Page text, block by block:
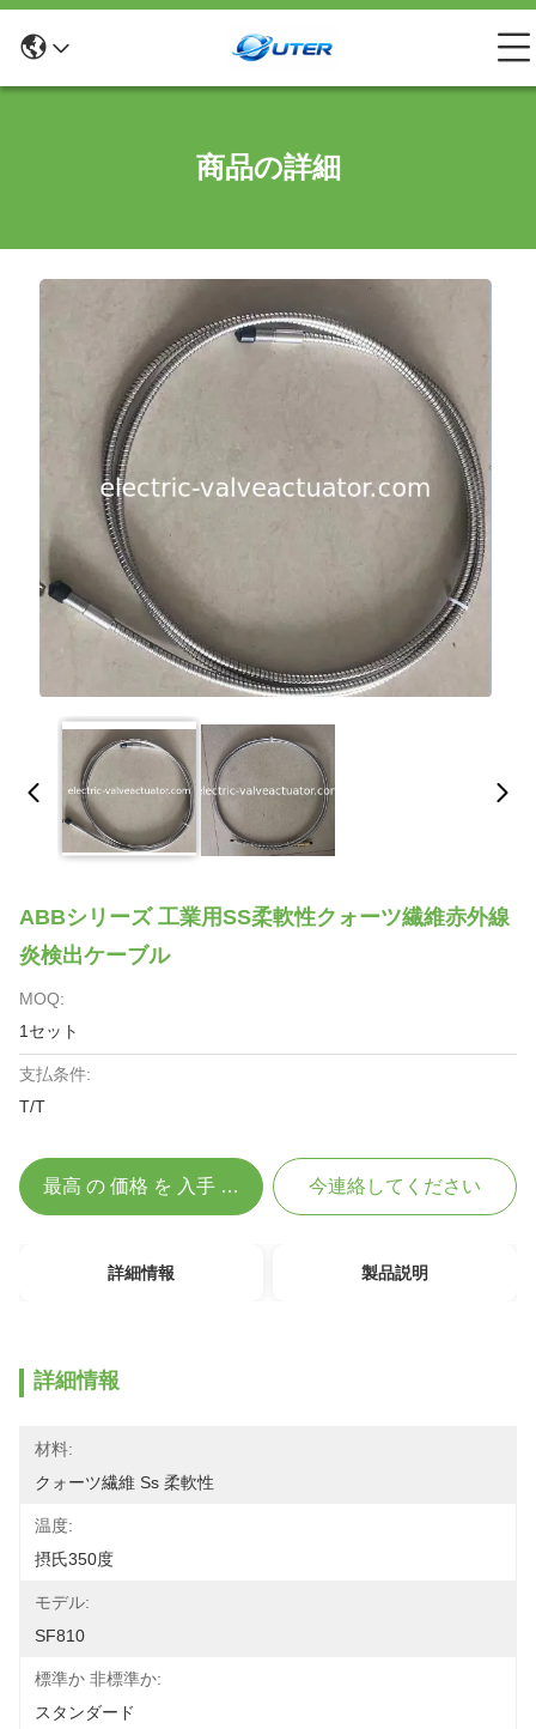
商品の詳細
ABBシリーズ 工業用SS柔軟性クォーツ繊維赤外線
炎検出ケーブル
MOQ:
1セット
支払条件:
T/T
最高 の 価格 を 入手 する 今連絡してください
詳細情報 製品説明
詳細情報
材料:
クォーツ繊維 Ss 柔軟性
温度:
摂氏350度
モデル:
SF810
標準か 非標準か:
スタンダード